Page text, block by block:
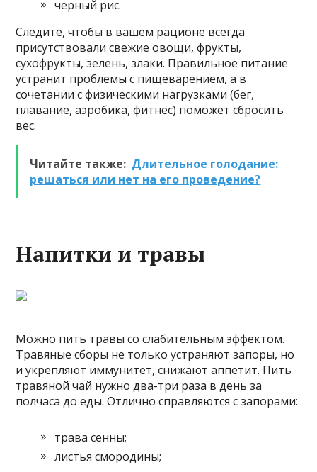
черный рис.
Следите, чтобы в вашем рационе всегда
присутствовали свежие овощи, фрукты,
сухофрукты, зелень, злаки. Правильное питание
устранит проблемы с пищеварением, а в
сочетании с физическими нагрузками (бег,
плавание, аэробика, фитнес) поможет сбросить
вес.
Читайте также: Длительное голодание:
решаться или нет на его проведение?
Напитки и травы
Можно пить травы со слабительным эффектом.
Травяные сборы не только устраняют запоры, но
и укрепляют иммунитет, снижают аппетит. Пить
травяной чай нужно два-три раза в день за
полчаса до еды. Отлично справляются с запорами:
трава сенны;
листья смородины;